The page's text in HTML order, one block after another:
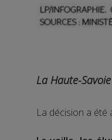
La Haute-
La décision a été